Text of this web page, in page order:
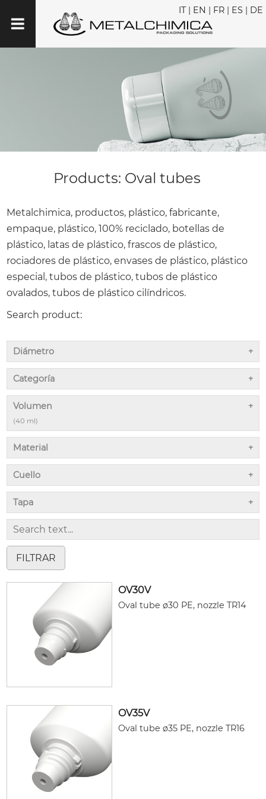
IT| EN | FR | ES | DE
Products: Oval tubes
Metalchimica, productos, plástico, fabricante,
empaque, plástico, 100% reciclado, botellas de
plástico, latas de plástico, frascos de plástico,
rociadores de plástico, envases de plástico, plástico
especial, tubos de plástico, tubos de plástico
ovalados, tubos de plástico cilíndricos.
Search product:
Diámetro
Categoría
Volumen
(40 ml)
Material
Cuello
Tapa
OV30V
Oval tube ø30 PE, nozzle TR14
OV35V
Oval tube ø35 PE, nozzle TR16